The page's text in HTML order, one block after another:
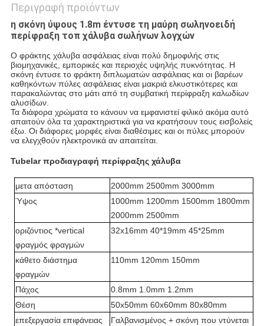
Περιγραφή προϊόντων
η σκόνη ύψους 1.8m έντυσε τη μαύρη σωληνοειδή
περίφραξητοπ χάλυβα σωλήνων λογχών
Ο φράκτης χάλυβα ασφάλειας είναι πολύ δημοφιλής στις
βιομηχανικές, εμπορικές και περιοχές υψηλής πυκνότητας. Η
σκόνη έντυσε το φράκτη διπλωματών ασφάλειας και οι βαρέων
καθηκόντων πύλες ασφάλειας είναι μακριά ελκυστικότερες και
παρακαλώντας στο μάτι από τη συμβατική περίφραξη καλωδίων
αλυσίδων.
Τα διάφορα χρώματα το κάνουν να εμφανιστεί φιλικό ακόμα αυτό
απαιτούν όλα τα χαρακτηριστικά για να κρατήσουν τους εισβολείς
έξω. Οι διάφορες μορφές είναι διαθέσιμες και οι πύλες μπορούν
να ελεγχθούν ηλεκτρονικά αν απαιτείται.
Tubelar προδιαγραφή περίφραξης χάλυβα
μετα απόσταση
2000mm 2500mm 3000mm
Ύψος
1000mm 1200mm 1500mm 1800mm
2000mm 2500mm
οριζόντιος *vertical
φραγμός φραγμών
32x16mm 40*19mm 45*25mm
κάθετο διάστημα
φραγμών
110mm 120mm 150mm
Πάχος
0.8mm 1.0mm 1.2mm
Θέση
50x50mm 60x60mm 80x80mm
επεξεργασία επιφάνειας
Γαλβανισμένος + σκόνη που ντύνεται